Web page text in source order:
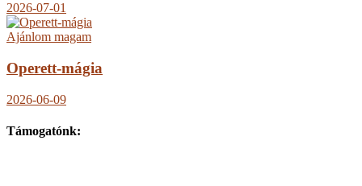
2026-07-01
Ajánlom magam
Operett-mágia
2026-06-09
Támogatónk: